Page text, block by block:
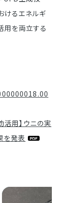
けるエネルギ
用を両立する
用】ウニの実
を発表